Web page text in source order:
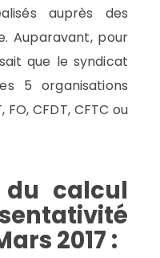
auprès des
Auparavant, pour
que le syndicat
5 organisations
CFDT, CFTC ou
du calcul
2017 :